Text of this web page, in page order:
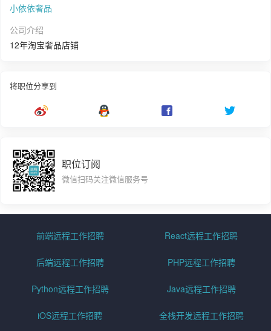
小依依奢品
公司介绍
12年淘宝奢品店铺
将职位分享到
职位订阅
微信扫码关注微信服务号
前端远程工作招聘 React远程工作招聘
后端远程工作招聘 PHP远程工作招聘
Python远程工作招聘 Java远程工作招聘
iOS远程工作招聘 全栈开发远程工作招聘